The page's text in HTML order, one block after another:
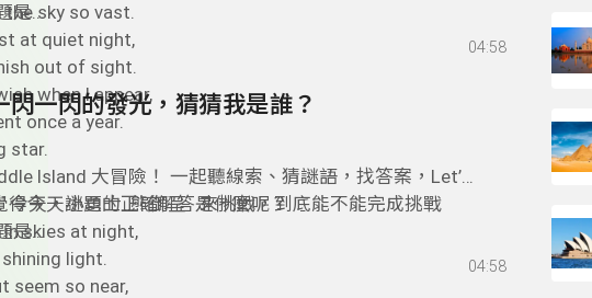
是...sky so vast.
at quiet night,
out of sight.
when I appear,
once a year.
star.
得今天謎題的正確解答是什麼呢？
04:58
閃一閃的發光，猜猜我是誰？
Island 大冒險！ 一起聽線索、猜謎語，找答案，Let’s
今天，小勇士 熊御呈 來挑戰，到底能不能完成挑戰
是...
skies at night,
light.
seem so near,
04:58